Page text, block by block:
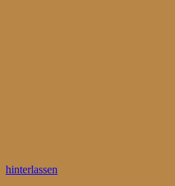
hinterlassen